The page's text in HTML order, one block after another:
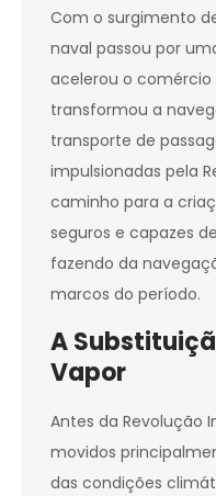
Com o surgimento
naval passou por
acelerou o
transformou a
transporte de
impulsionadas pela
caminho para a
seguros e capazes
fazendo da
marcos do período.
A
Vapor
Antes da Revolução
movidos
das condições